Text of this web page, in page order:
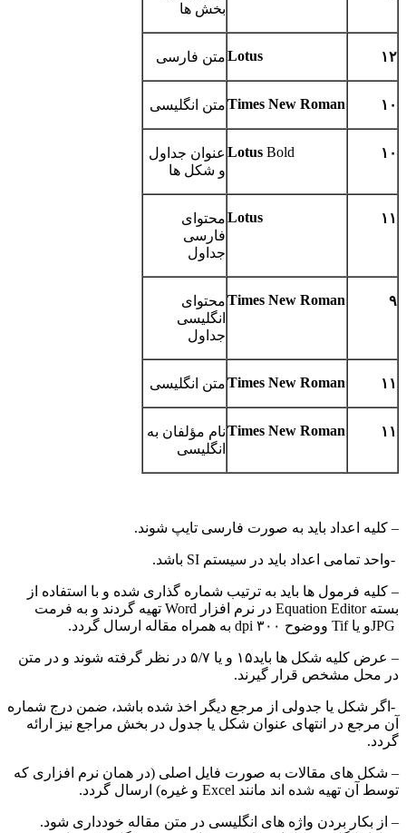
بخش ها
۱۲ Lotusمتن فارسی
۱۰ Times New Romanمتن انگلیسی
۱۰ Lotus Bold
عنوان جداول
و شکل ها
۱۱ Lotusمحتوای
فارسی
جداول
۹ Times New Romanمحتوای
انگلیسی
جداول
۱۱ Times New Romanمتن انگلیسی
۱۱ Times New Romanنام مؤلفان به
انگلیسی
– کلیه اعداد باید به صورت فارسی تایپ شوند.
-واحد تمامی اعداد باید در سیستم SI باشد.
– کلیه فرمول ها باید به ترتیب شماره گذاری شده و با استفاده از
بسته Equation Editor در نرم افزار Word تهیه گردند و به فرمت
– عرض کلیه شکل ها باید۱۵ و یا ۵/۷ در نظر گرفته شوند و در متن
در محل مشخص قرار گیرند.
-اگر شکل یا جدولی از مرجع دیگر اخذ شده باشد، ضمن درج شماره
آن مرجع در انتهای عنوان شکل یا جدول در بخش مراجع نیز ارائه
گردد.
– شکل های مقالات به صورت فایل اصلی (در همان نرم افزاری که
توسط آن تهیه شده اند مانند Excel و غیره) ارسال گردد.
– از بکار بردن واژه های انگلیسی در متن مقاله خودداری شود.